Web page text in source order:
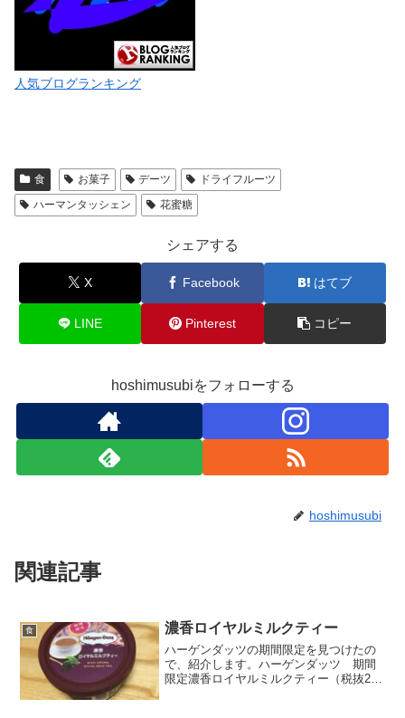
人気ブログランキング
食 お菓子 デーツ
ドライフルーツ
ハーマンタッシェン
花蜜糖
シェアする
X Facebook はてブ
LINE Pinterest コピー
hoshimusubiをフォローする
hoshimusubi
関連記事
食 濃香ロイヤルミルクティー
ハーゲンダッツの期間限定を見つけたの
で、紹介します。ハーゲンダッツ 期間
限定濃香ロイヤルミルクティー（税抜218